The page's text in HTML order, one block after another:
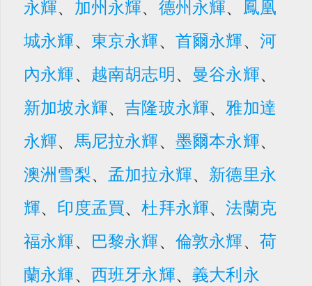
永輝、 加州永輝、 德州永輝、 鳳凰
城永輝、 東京永輝、 首爾永輝、 河
內永輝、 越南胡志明、 曼谷永輝、
新加坡永輝、吉隆玻永輝、雅加達
永輝、 馬尼拉永輝、 墨爾本永輝、
澳洲雪梨、 孟加拉永輝、 新德里永
輝、 印度孟買、杜拜永輝、法蘭克
福永輝、 巴黎永輝、 倫敦永輝、 荷
蘭永輝、 西班牙永輝、義大利永